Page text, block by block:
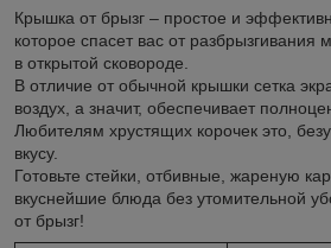
Крышка от брызг – простое и
которое спасет вас от
в открытой сковороде.
В отличие от обычной крышки сетка
воздух, а значит, обеспечивает
Любителям хрустящих корочек это,
вкусу.
Готовьте стейки, отбивные, жареную
вкуснейшие блюда без утомительной
от брызг!